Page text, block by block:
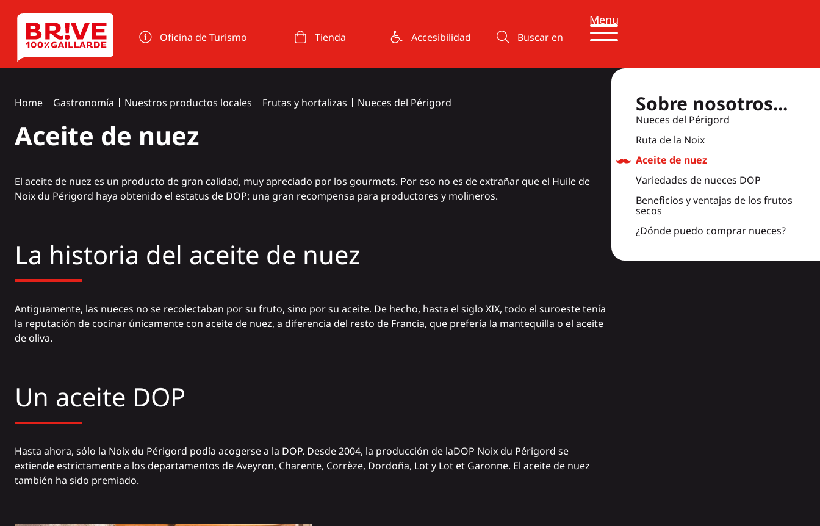
Oficina de Turismo Tienda Accesibilidad Buscar en
Menu
Home Gastronomía Nuestros productos locales Frutas y hortalizas Nueces del Périgord
Aceite de nuez
El aceite de nuez es un producto de gran calidad, muy apreciado por los gourmets. Por eso no es de extrañar que el Huile de
Noix du Périgord haya obtenido el estatus de DOP: una gran recompensa para productores y molineros.
La historia del aceite de nuez
Antiguamente, las nueces no se recolectaban por su fruto, sino por su aceite. De hecho, hasta el siglo XIX, todo el suroeste tenía
la reputación de cocinar únicamente con aceite de nuez, a diferencia del resto de Francia, que prefería la mantequilla o el aceite
de oliva.
Un aceite DOP
Hasta ahora, sólo la Noix du Périgord podía acogerse a la DOP. Desde 2004, la producción de laDOP Noix du Périgord se
extiende estrictamente a los departamentos de Aveyron, Charente, Corrèze, Dordoña, Lot y Lot et Garonne. El aceite de nuez
también ha sido premiado.
Sobre nosotros...
Nueces del Périgord
Ruta de la Noix
Aceite de nuez
Variedades de nueces DOP
Beneficios y ventajas de los frutos
secos
¿Dónde puedo comprar nueces?